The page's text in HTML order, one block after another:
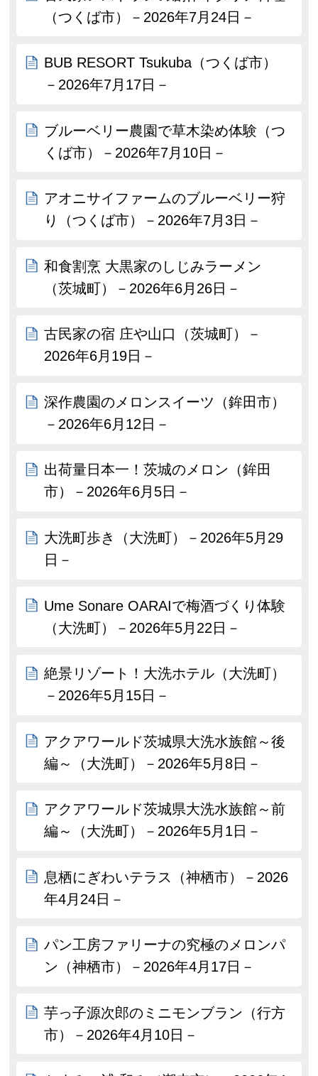
（つくば市）－2026年7月24日－
BUB RESORT Tsukuba（つくば市）
－2026年7月17日－
ブルーベリー農園で草木染め体験（つ
くば市）－2026年7月10日－
アオニサイファームのブルーベリー狩
り（つくば市）－2026年7月3日－
和食割烹 大黒家のしじみラーメン
（茨城町）－2026年6月26日－
古民家の宿 庄や山口（茨城町）－
2026年6月19日－
深作農園のメロンスイーツ（鉾田市）
－2026年6月12日－
出荷量日本一！茨城のメロン（鉾田
市）－2026年6月5日－
大洗町歩き（大洗町）－2026年5月29
日－
Ume Sonare OARAIで梅酒づくり体験
（大洗町）－2026年5月22日－
絶景リゾート！大洗ホテル（大洗町）
－2026年5月15日－
アクアワールド茨城県大洗水族館～後
編～（大洗町）－2026年5月8日－
アクアワールド茨城県大洗水族館～前
編～（大洗町）－2026年5月1日－
息栖にぎわいテラス（神栖市）－2026
年4月24日－
パン工房ファリーナの究極のメロンパ
ン（神栖市）－2026年4月17日－
芋っ子源次郎のミニモンブラン（行方
市）－2026年4月10日－